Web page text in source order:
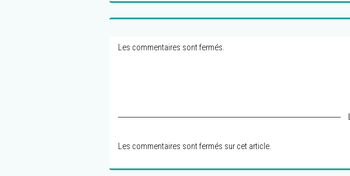
Les commentaires sont fermés.
Les commentaires sont fermés sur cet article.